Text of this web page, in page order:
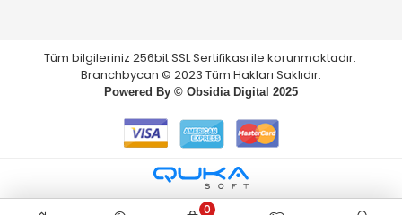
Tüm bilgileriniz 256bit SSL Sertifikası ile korunmaktadır.
Branchbycan © 2023 Tüm Hakları Saklıdır.
Powered By © Obsidia Digital 2025
0